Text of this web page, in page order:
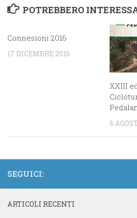
POTREBBERO
Connesioni 2016
17 DICEMBRE 2016
XXIII
6
SEGUICI:
ARTICOLI RECENTI